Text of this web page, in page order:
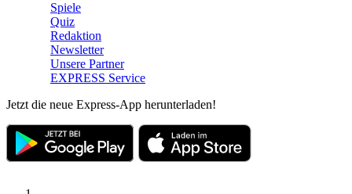
Spiele
Quiz
Redaktion
Newsletter
Unsere Partner
EXPRESS Service
Jetzt die neue Express-App herunterladen!